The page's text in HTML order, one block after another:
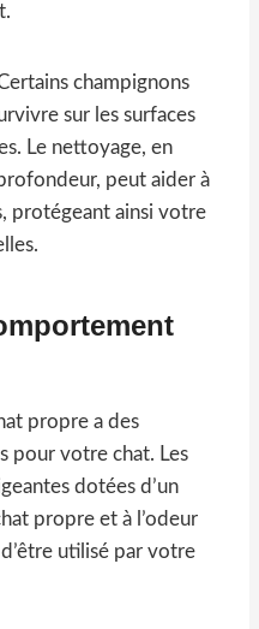
champignons
sur les surfaces
Le nettoyage, en
peut aider à
protégeant ainsi votre
propre a des
pour votre chat. Les
dotées d’un
propre et à l’odeur
utilisé par votre